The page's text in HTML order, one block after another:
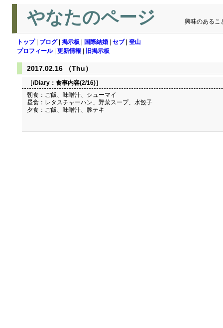
やなたのページ 興味のあるこ
トップ| ブログ| 掲示板 国際結婚 セブ| 登山
プロフィール| 更新情報 旧掲示板
2017.02.16 （Thu）
［/Diary： 食事内容(2/16)］
朝食：ご飯、味噌汁、シューマイ
昼食：レタスチャーハン、野菜スープ、水餃子
夕食：ご飯、味噌汁、豚テキ